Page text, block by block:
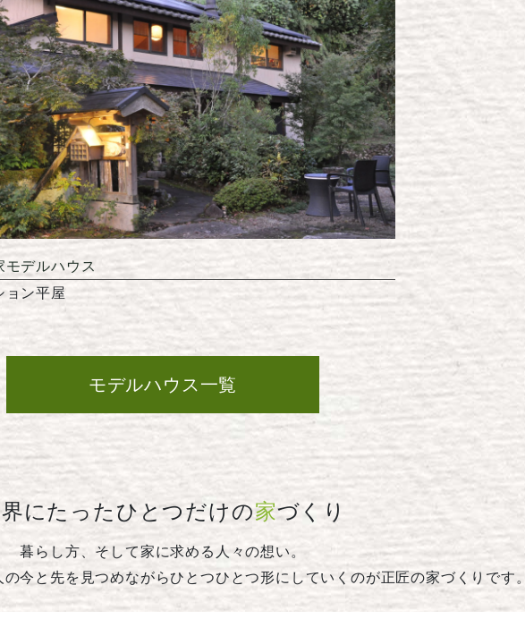
モデルハウス
ョン平屋
モデルハウス一覧
にたったひとつだけの家づくり
暮らし方、そして家に求める人々の想い。
今と先を見つめながらひとつひとつ形にしていくのが正匠の家づくりです。